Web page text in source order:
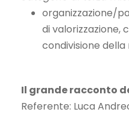
organizzazione/
di valorizzazione,
condivisione
Il grande racconto
Referente: Luca